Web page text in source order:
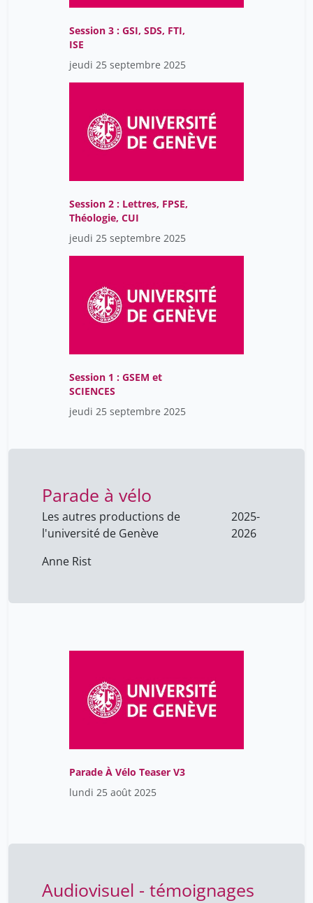
Session 3 : GSI, SDS, FTI,
ISE
jeudi 25 septembre 2025
Session 2 : Lettres, FPSE,
Théologie, CUI
jeudi 25 septembre 2025
Session 1 : GSEM et
SCIENCES
jeudi 25 septembre 2025
Parade à vélo
Les autres productions de
l'université de Genève
2025-
2026
Anne Rist
Parade À Vélo Teaser V3
lundi 25 août 2025
Audiovisuel - témoignages